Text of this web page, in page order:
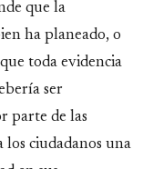
que la
ha planeado, o
toda evidencia
ser
parte de las
los ciudadanos una